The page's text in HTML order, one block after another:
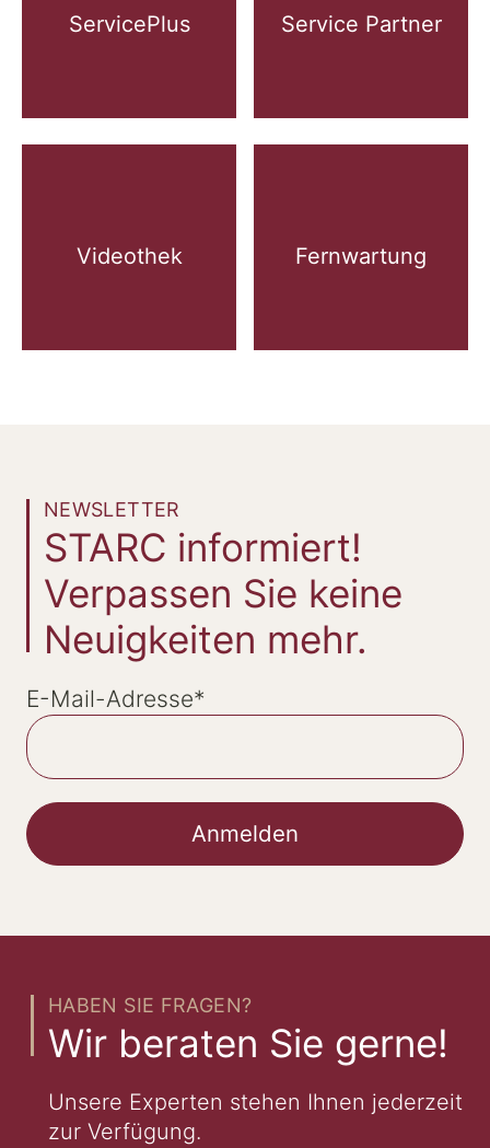
ServicePlus Service Partner
Videothek Fernwartung
NEWSLETTER
STARC informiert!
Verpassen Sie keine
Neuigkeiten mehr.
E-Mail-Adresse*
HABEN SIE FRAGEN?
Wir beraten Sie gerne!
Unsere Experten stehen Ihnen jederzeit
zur Verfügung.